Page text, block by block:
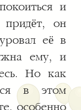
и
придёт, он
её в
ему, и
Но как
в этом
особенно